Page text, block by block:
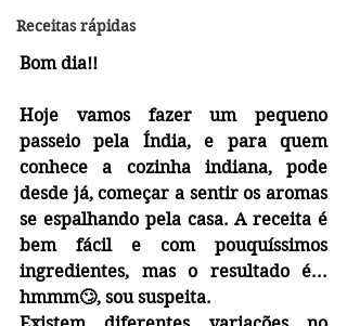
Receitas rápidas
Bom dia!!
Hoje vamos fazer um pequeno
passeio pela Índia, e para quem
conhece a cozinha indiana, pode
desde já, começar a sentir os aromas
se espalhando pela casa. A receita é
bem fácil e com pouquíssimos
ingredientes, mas o resultado é...
hmmm🙄, sou suspeita.